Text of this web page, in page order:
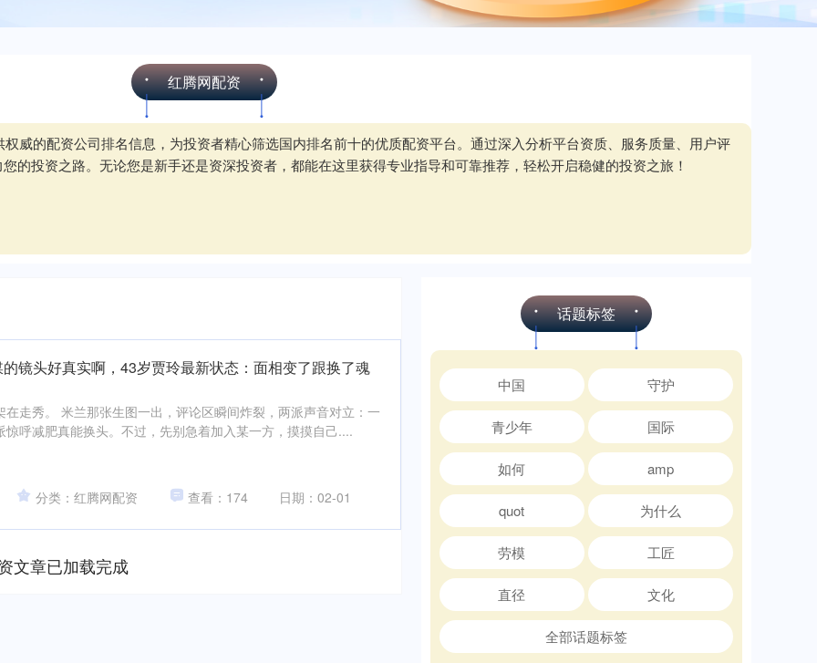
红腾网配资
威的配资公司排名信息，为投资者精心筛选国内排名前十的优质配资平台。通过深入分析平台资质、服务质量、用户评
的投资之路。无论您是新手还是资深投资者，都能在这里获得专业指导和可靠推荐，轻松开启稳健的投资之旅！
镜头好真实啊，43岁贾玲最新状态：面相变了跟换了魂
走秀。 米兰那张生图一出，评论区瞬间炸裂，两派声音对立：一
呼减肥真能换头。不过，先别急着加入某一方，摸摸自己....
分类：红腾网配资 查看：174 日期：02-01
文章已加载完成
话题标签
中国 守护
青少年 国际
如何 amp
quot 为什么
劳模 工匠
直径 文化
全部话题标签